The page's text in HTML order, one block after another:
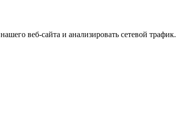
веб-сайта и анализировать сетевой трафик.